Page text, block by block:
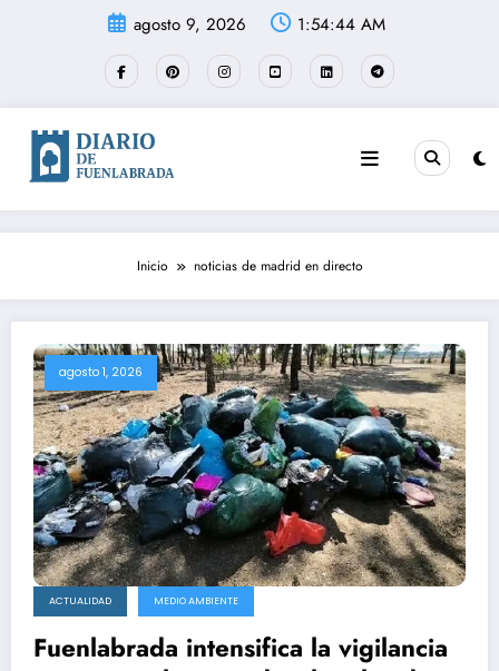
agosto 9, 2026 1:54:45 AM
Inicio noticias de madrid en directo
agosto 1, 2026
ACTUALIDAD MEDIO AMBIENTE
Fuenlabrada intensifica la vigilancia